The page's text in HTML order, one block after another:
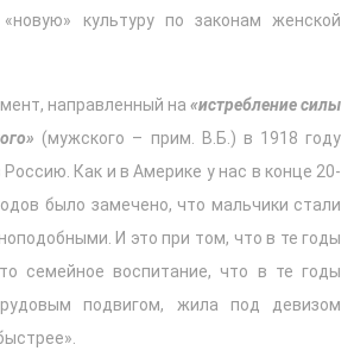
культуру по законам женской
направленный на«истребление силы
(мужского – прим. В.Б.) в 1918 году
Как и в Америке у нас в конце 20-
было замечено, что мальчики стали
И это при том, что в те годы
семейное воспитание, что в те годы
подвигом, жила под девизом